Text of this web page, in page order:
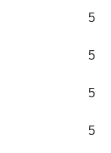
5
5
5
5